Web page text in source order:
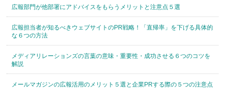
広報部門が他部署にアドバイスをもらうメリットと注意点５選
広報担当者が知るべきウェブサイトのPR戦略！「直帰率」を下げる具体的
な６つの方法
メディアリレーションズの言葉の意味・重要性・成功させる６つのコツを
解説
メールマガジンの広報活用のメリット５選と企業PRする際の５つの注意点